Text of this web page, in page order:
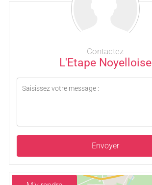
Contactez
L'Etape Noyelloise
Envoyer